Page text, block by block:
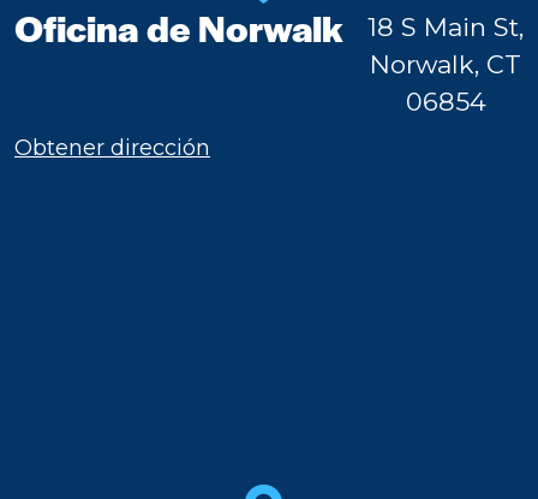
Oficina de Norwalk
18 S Main St,
Norwalk, CT
06854
Obtener dirección